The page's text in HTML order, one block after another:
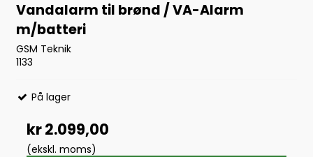
Vandalarm til brønd / VA-Alarm
m/batteri
GSM Teknik
1133
På lager
kr 2.099,00
(ekskl. moms)